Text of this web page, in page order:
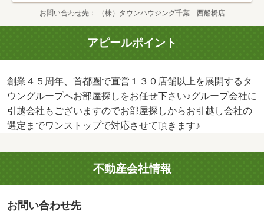
お問い合わせ先 （株）タウンハウジング千葉 西船橋店
アピールポイント
創業４５周年、首都圏で直営１３０店舗以上を展開するタ
ウングループへお部屋探しをお任せ下さい♪グループ会社に
引越会社もございますのでお部屋探しからお引越し会社の
選定までワンストップで対応させて頂きます♪
不動産会社情報
お問い合わせ先